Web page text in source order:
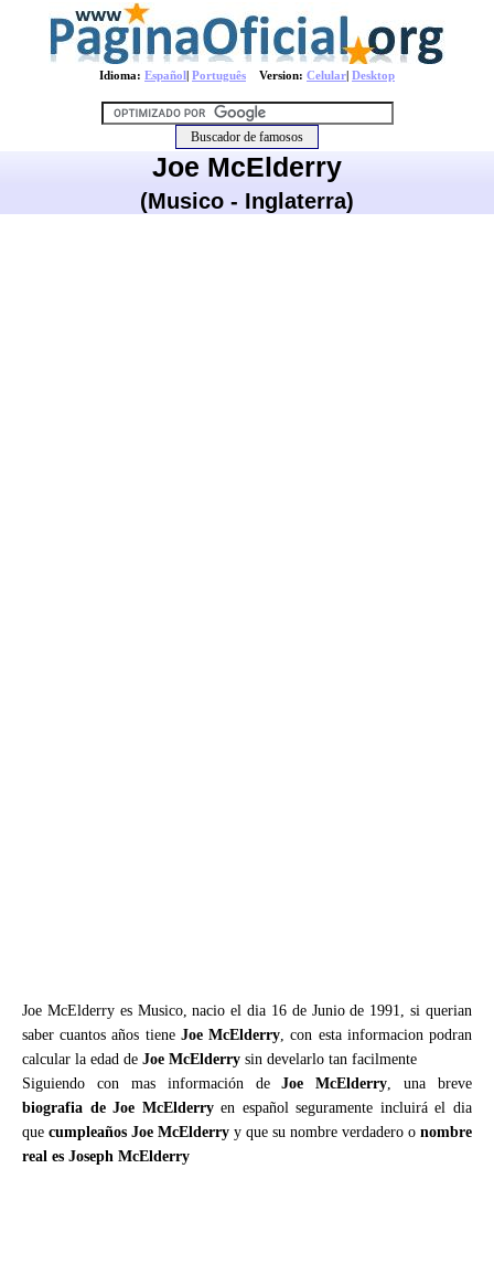
Idioma: Español| Português Version: Celular| Desktop
Joe McElderry
(Musico - Inglaterra)
Joe McElderry es Musico, nacio el dia 16 de Junio de 1991, si querian
saber cuantos años tiene Joe McElderry, con esta informacion podran
calcular la edad de Joe McElderry sin develarlo tan facilmente
Siguiendo con mas información deJoe McElderry, una breve
biografia de Joe McElderryen español seguramente incluirá el dia
que cumpleaños Joe McElderry y que su nombre verdadero o nombre
real es Joseph McElderry